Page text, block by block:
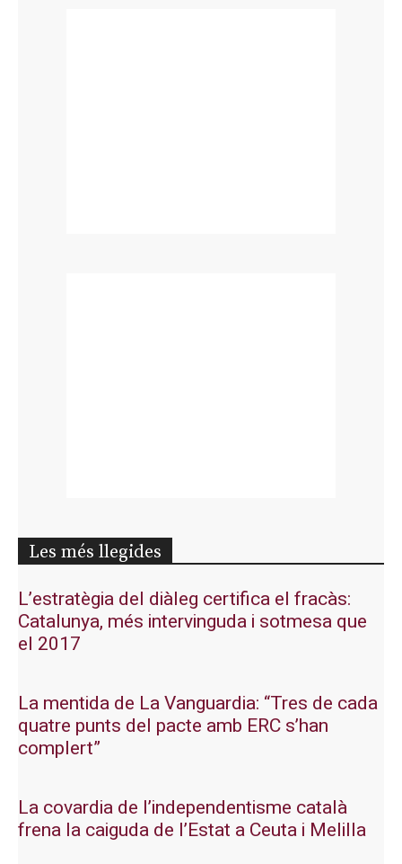
Les més llegides
L’estratègia del diàleg certifica el fracàs:
Catalunya, més intervinguda i sotmesa que
el 2017
La mentida de La Vanguardia: “Tres de cada
quatre punts del pacte amb ERC s’han
complert”
La covardia de l’independentisme català
frena la caiguda de l’Estat a Ceuta i Melilla